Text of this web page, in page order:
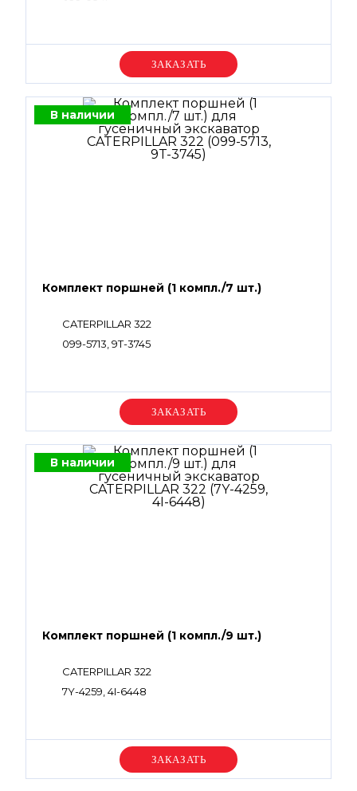
Уточняйте цену
В наличии
Комплект поршней (1 компл./7 шт.)
CATERPILLAR 322
099-5713, 9T-3745
Уточняйте цену
В наличии
Комплект поршней (1 компл./9 шт.)
CATERPILLAR 322
7Y-4259, 4I-6448
Уточняйте цену